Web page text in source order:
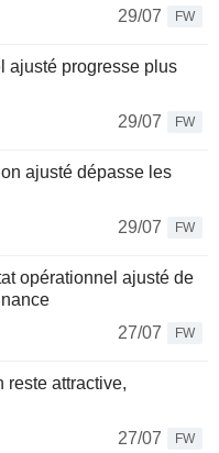
29/07
FW
ajusté progresse plus
29/07
FW
ajusté dépasse les
29/07
FW
opérationnel ajusté de
27/07
FW
reste attractive,
27/07
FW